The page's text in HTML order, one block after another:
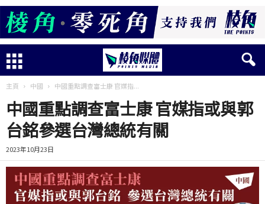
主頁 中國 中國重點調查富士康 官媒指...
中國重點調查富士康 官媒指或與郭
台銘參選台灣總統有關
2023年10月23日